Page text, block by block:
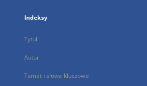
Indeksy
Tytuł
Autor
Temat i słowa kluczowe